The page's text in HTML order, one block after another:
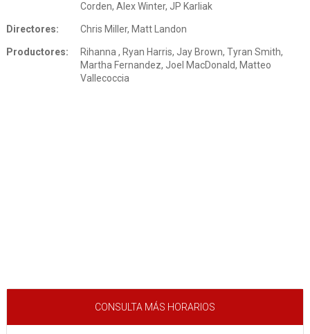
Corden, Alex Winter, JP Karliak
Directores: Chris Miller, Matt Landon
Productores:
Rihanna , Ryan Harris, Jay Brown, Tyran Smith,
Martha Fernandez, Joel MacDonald, Matteo
Vallecoccia
CONSULTA MÁS HORARIOS